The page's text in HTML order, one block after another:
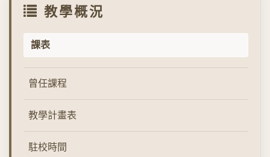
教學概況
課表
曾任課程
教學計畫表
駐校時間